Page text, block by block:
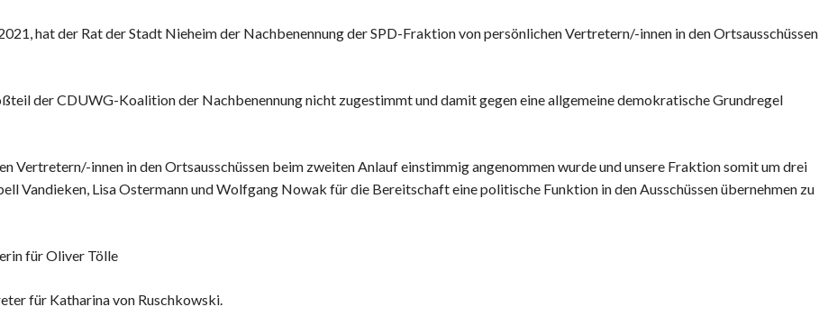
hat der Rat der Stadt Nieheim der Nachbenennung der SPD-Fraktion von persönlichen Vertretern/-innen in den Ortsausschüssen
der CDUWG-Koalition der Nachbenennung nicht zugestimmt und damit gegen eine allgemeine demokratische Grundregel
Vertretern/-innen in den Ortsausschüssen beim zweiten Anlauf einstimmig angenommen wurde und unsere Fraktion somit um drei
Vandieken, Lisa Ostermann und Wolfgang Nowak für die Bereitschaft eine politische Funktion in den Ausschüssen übernehmen zu
für Oliver Tölle
für Katharina von Ruschkowski.